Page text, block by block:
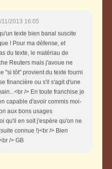
11/2013 16:05
texte bien banal suscite
! Pour ma défense, et
du texte, le matériau de
Reuters mais j'avoue ne
"si tôt" provient du texte fourni
financière ou s'il s'agit d'une
/> En toute franchise je
capable d'avoir commis moi-
aux bons usages
qu'il en soit j'espère qu'on ne
connue !)<br /> Bien
/> GB